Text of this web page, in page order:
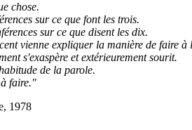
chose.
sur ce que font les trois.
sur ce que disent les dix.
vienne expliquer la manière de faire à
s'exaspère et extérieurement sourit.
de la parole.
faire."
1978